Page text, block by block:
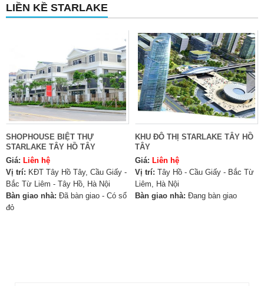
LIỀN KỀ STARLAKE
SHOPHOUSE BIỆT THỰ
STARLAKE TÂY HỒ TÂY
Giá: Liên hệ
Vị trí: KĐT Tây Hồ Tây, Cầu Giấy -
Bắc Từ Liêm - Tây Hồ, Hà Nội
Bàn giao nhà: Đã bàn giao - Có sổ
đỏ
KHU ĐÔ THỊ STARLAKE TÂY HỒ
TÂY
Giá: Liên hệ
Vị trí: Tây Hồ - Cầu Giấy - Bắc Từ
Liêm, Hà Nội
Bàn giao nhà: Đang bàn giao